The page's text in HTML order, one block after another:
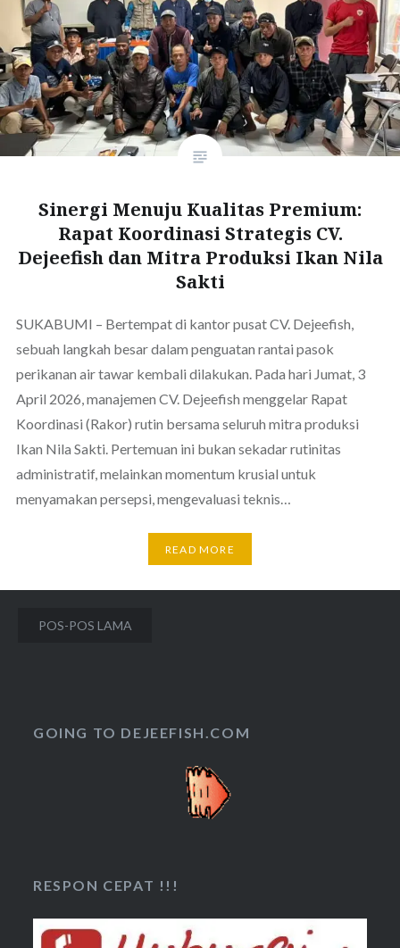
Sinergi Menuju Kualitas Premium:
Rapat Koordinasi Strategis CV.
Dejeefish dan Mitra Produksi Ikan Nila
Sakti
SUKABUMI – Bertempat di kantor pusat CV. Dejeefish,
sebuah langkah besar dalam penguatan rantai pasok
perikanan air tawar kembali dilakukan. Pada hari Jumat, 3
April 2026, manajemen CV. Dejeefish menggelar Rapat
Koordinasi (Rakor) rutin bersama seluruh mitra produksi
Ikan Nila Sakti. Pertemuan ini bukan sekadar rutinitas
administratif, melainkan momentum krusial untuk
menyamakan persepsi, mengevaluasi teknis…
READ MORE
Navigasi
POS-POS LAMA
GOING TO DEJEEFISH.COM
RESPON CEPAT !!!